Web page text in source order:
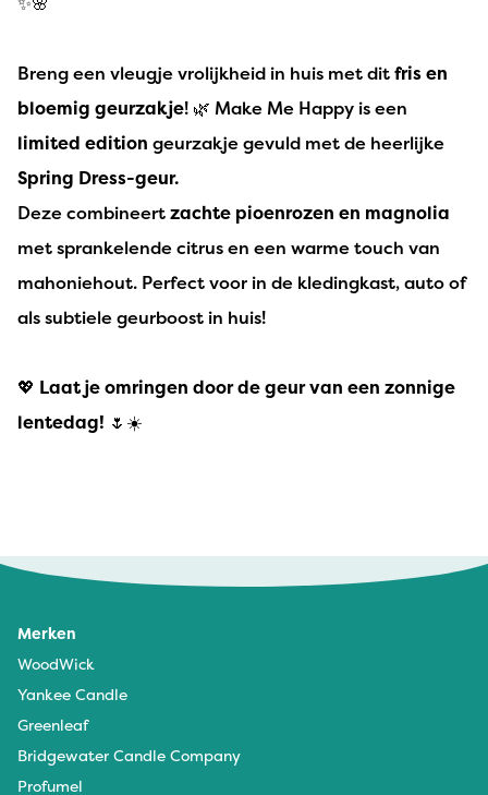
Breng een vleugje vrolijkheid in huis met ditfris en
bloemig geurzakje! 🌿 Make Me Happy is een
limited edition geurzakje gevuld met de heerlijke
Spring Dress-geur.
Deze combineertzachte pioenrozen en magnolia
met sprankelende citrus en een warme touch van
mahoniehout. Perfect voor in de kledingkast, auto of
als subtiele geurboost in huis!
💖 Laat je omringen door de geur van een zonnige
lentedag! 🌷☀️
Merken
WoodWick
Yankee Candle
Greenleaf
Bridgewater Candle Company
Profumel